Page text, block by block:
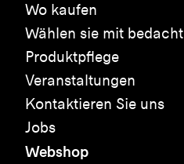
Wo kaufen
Wählen sie mit bedacht
Produktpflege
Veranstaltungen
Kontaktieren Sie uns
Jobs
Webshop